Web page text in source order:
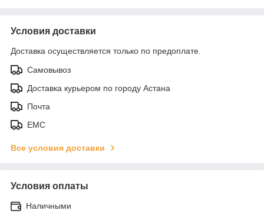
Условия доставки
Доставка осуществляется только по предоплате.
Самовывоз
Доставка курьером по городу Астана
Почта
ЕМС
Все условия доставки
Условия оплаты
Наличными